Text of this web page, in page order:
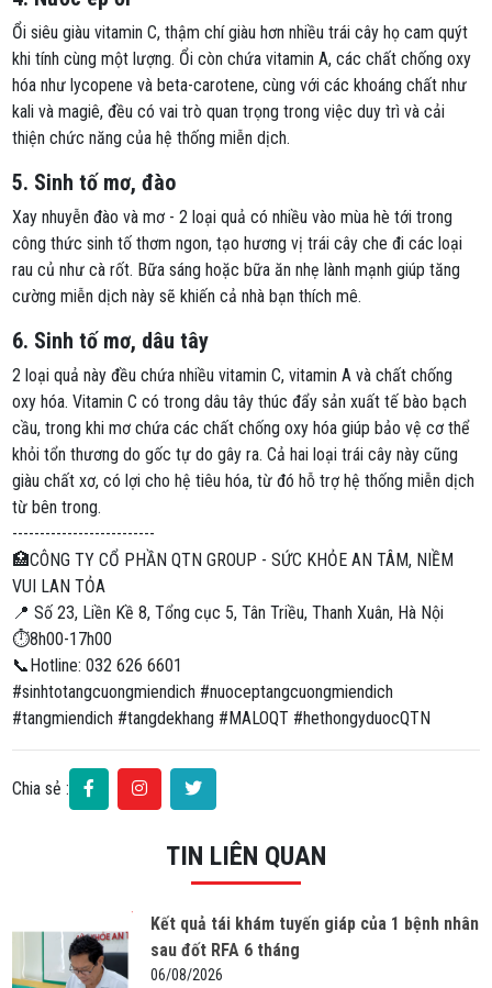
Ổi siêu giàu vitamin C, thậm chí giàu hơn nhiều trái cây họ cam quýt
khi tính cùng một lượng. Ổi còn chứa vitamin A, các chất chống oxy
hóa như lycopene và beta-carotene, cùng với các khoáng chất như
kali và magiê, đều có vai trò quan trọng trong việc duy trì và cải
thiện chức năng của hệ thống miễn dịch.
5. Sinh tố mơ, đào
Xay nhuyễn đào và mơ - 2 loại quả có nhiều vào mùa hè tới trong
công thức sinh tố thơm ngon, tạo hương vị trái cây che đi các loại
rau củ như cà rốt. Bữa sáng hoặc bữa ăn nhẹ lành mạnh giúp tăng
cường miễn dịch này sẽ khiến cả nhà bạn thích mê.
6. Sinh tố mơ, dâu tây
2 loại quả này đều chứa nhiều vitamin C, vitamin A và chất chống
oxy hóa. Vitamin C có trong dâu tây thúc đẩy sản xuất tế bào bạch
cầu, trong khi mơ chứa các chất chống oxy hóa giúp bảo vệ cơ thể
khỏi tổn thương do gốc tự do gây ra. Cả hai loại trái cây này cũng
giàu chất xơ, có lợi cho hệ tiêu hóa, từ đó hỗ trợ hệ thống miễn dịch
từ bên trong.
--------------------------
🏥CÔNG TY CỔ PHẦN QTN GROUP - SỨC KHỎE AN TÂM, NIỀM
VUI LAN TỎA
📍 Số 23, Liền Kề 8, Tổng cục 5, Tân Triều, Thanh Xuân, Hà Nội
⏱8h00-17h00
📞Hotline: 032 626 6601
#sinhtotangcuongmiendich #nuoceptangcuongmiendich
#tangmiendich #tangdekhang #MALOQT #hethongyduocQTN
Chia sẻ :
TIN LIÊN QUAN
Kết quả tái khám tuyến giáp của 1 bệnh nhân
sau đốt RFA 6 tháng
06/08/2026